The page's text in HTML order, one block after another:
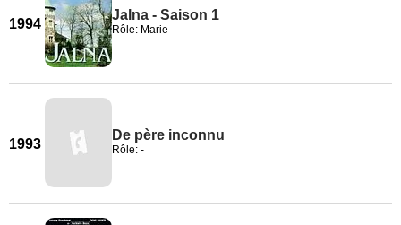
1994
Jalna - Saison 1
Rôle: Marie
1993
De père inconnu
Rôle: -